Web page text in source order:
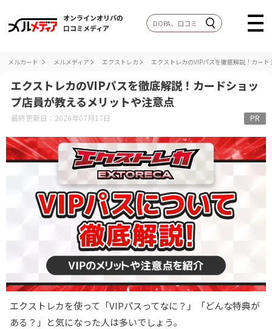
オンラインオリパの
口コミメディア
メルカード メルメディア エクストレカ エクストレカのVIPパスを徹底解説！カー
エクストレカのVIPパスを徹底解説！カードショッ
プ店員が教えるメリットや注意点
最終更新日：2026年07月17日 PR
エクストレカを使って「VIPパスってなに？」「どんな特典が
ある？」と気になった人は多いでしょう。